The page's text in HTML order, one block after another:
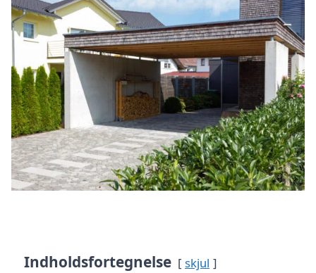
Indholdsfortegnelse skjul